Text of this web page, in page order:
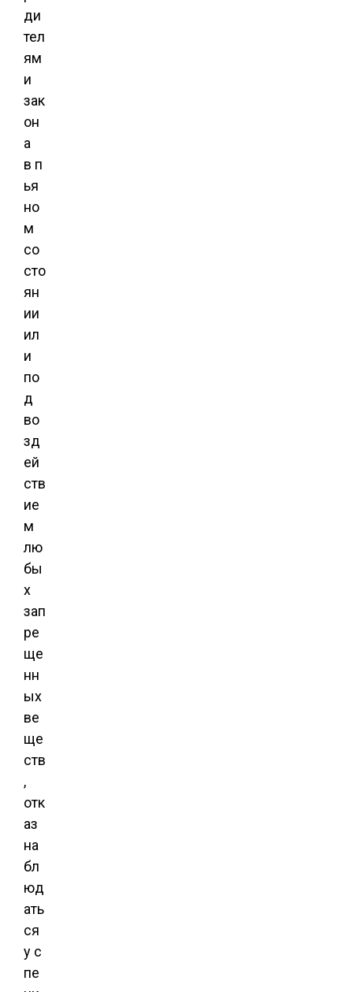
ди
тел
ям
и
зак
он
а
в п
ья
но
м
со
сто
ян
ии
ил
и
по
д
во
зд
ей
ств
ие
м
лю
бы
х
зап
ре
ще
нн
ых
ве
ще
ств
,
отк
аз
на
бл
юд
ать
ся
у с
пе